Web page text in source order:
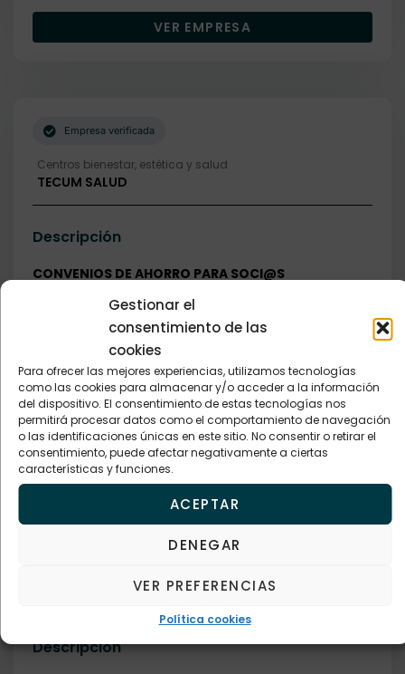
Gestionar el
consentimiento de las
cookies
Para ofrecer las mejores experiencias, utilizamos tecnologías
como las cookies para almacenar y/o acceder a la información
del dispositivo. El consentimiento de estas tecnologías nos
permitirá procesar datos como el comportamiento de navegación
o las identificaciones únicas en este sitio. No consentir o retirar el
consentimiento, puede afectar negativamente a ciertas
características y funciones.
ACEPTAR
DENEGAR
VER PREFERENCIAS
Política cookies
VER EMPRESA
Centros bienestar, estética y salud
TECUM SALUD
Descripción
CONVENIOS DE AHORRO PARA SOCI@S
15% DESCUENTO EN LOS SIGUIENTES SERVIVIOS:
Valoración y diagnóstico de fisioterapia
Servicios de fisioterapia especializada en:
Terapia Manual
Osteopatía
Terapia miofascial
Neurodinámica
Abordaje de patologías de la ATM
Abordaje del dolor complejo
Presoterapia
Reeducación de la postura
617344541
VER EMPRESA
Empresa verificada
ESTÉTICA ROCÍO URBANEJA
Descripción